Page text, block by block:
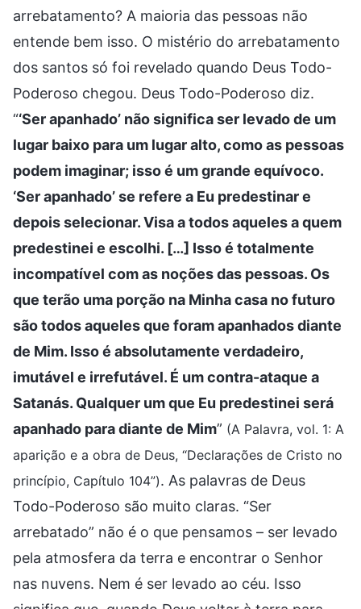
arrebatamento? A maioria das pessoas não
entende bem isso. O mistério do arrebatamento
dos santos só foi revelado quando Deus Todo-
Poderoso chegou. Deus Todo-Poderoso diz.
“‘Ser apanhado’ não significa ser levado de um
lugar baixo para um lugar alto, como as pessoas
podem imaginar; isso é um grande equívoco.
‘Ser apanhado’ se refere a Eu predestinar e
depois selecionar. Visa a todos aqueles a quem
predestinei e escolhi. […] Isso é totalmente
incompatível com as noções das pessoas. Os
que terão uma porção na Minha casa no futuro
são todos aqueles que foram apanhados diante
de Mim. Isso é absolutamente verdadeiro,
imutável e irrefutável. É um contra-ataque a
Satanás. Qualquer um que Eu predestinei será
apanhado para diante de Mim” (A Palavra, vol. 1: A
aparição e a obra de Deus, “Declarações de Cristo no
princípio, Capítulo 104”). As palavras de Deus
Todo-Poderoso são muito claras. “Ser
arrebatado” não é o que pensamos – ser levado
pela atmosfera da terra e encontrar o Senhor
nas nuvens. Nem é ser levado ao céu. Isso